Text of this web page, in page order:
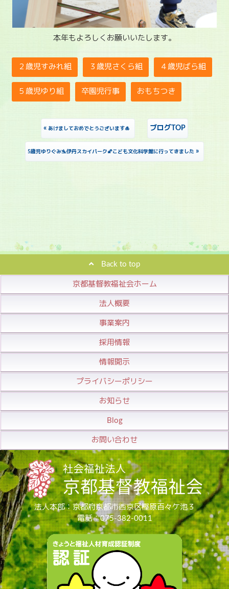
本年もよろしくお願いいたします。
２歳児すみれ組 ３歳児さくら組 ４歳児ばら組
５歳児ゆり組 卒園児行事 おもちつき
« あけましておめでとうございます🎍 ブログTOP
5歳児ゆりぐみ🛬伊丹スカイパーク🌠こども文化科学館に行ってきました »
Back to top
京都基督教福祉会ホーム
法人概要
事業案内
採用情報
情報開示
プライバシーポリシー
お知らせ
Blog
お問い合わせ
法人本部：京都府京都市西京区樫原百々ケ池３
電話：075-382-0011